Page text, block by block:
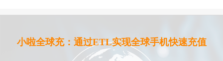
小啦全球充：通过ETL实现全球手机快速充值